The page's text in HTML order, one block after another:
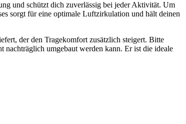
und schützt dich zuverlässig bei jeder Aktivität. Um
sorgt für eine optimale Luftzirkulation und hält deinen
der den Tragekomfort zusätzlich steigert. Bitte
nachträglich umgebaut werden kann. Er ist die ideale